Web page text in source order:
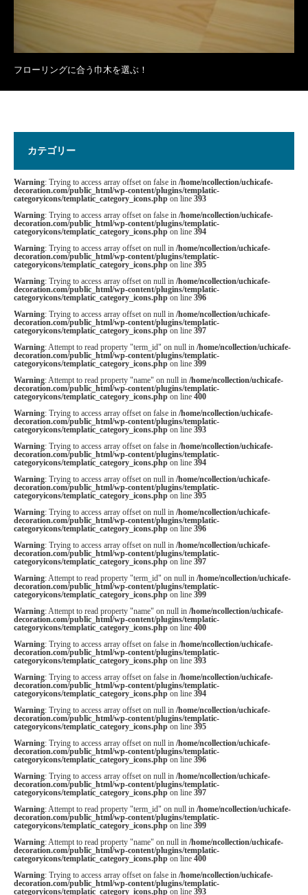
フローリングに合う巾木を選ぶ！
カテゴリー
Warning: Trying to access array offset on false in /home/ncollection/uchicafe-
decoration.com/public_html/wp-content/plugins/templatic-
categoryicons/templatic_category_icons.phpon line 393
Warning: Trying to access array offset on false in /home/ncollection/uchicafe-
decoration.com/public_html/wp-content/plugins/templatic-
categoryicons/templatic_category_icons.phpon line 394
Warning: Trying to access array offset on null in /home/ncollection/uchicafe-
decoration.com/public_html/wp-content/plugins/templatic-
categoryicons/templatic_category_icons.phpon line 395
Warning: Trying to access array offset on null in /home/ncollection/uchicafe-
decoration.com/public_html/wp-content/plugins/templatic-
categoryicons/templatic_category_icons.phpon line 396
Warning: Trying to access array offset on null in /home/ncollection/uchicafe-
decoration.com/public_html/wp-content/plugins/templatic-
categoryicons/templatic_category_icons.phpon line 397
Warning: Attempt to read property "term_id" on null in /home/ncollection/uchicafe-
decoration.com/public_html/wp-content/plugins/templatic-
categoryicons/templatic_category_icons.phpon line 399
Warning: Attempt to read property "name" on null in /home/ncollection/uchicafe-
decoration.com/public_html/wp-content/plugins/templatic-
categoryicons/templatic_category_icons.phpon line 400
Warning: Trying to access array offset on false in /home/ncollection/uchicafe-
decoration.com/public_html/wp-content/plugins/templatic-
categoryicons/templatic_category_icons.phpon line 393
Warning: Trying to access array offset on false in /home/ncollection/uchicafe-
decoration.com/public_html/wp-content/plugins/templatic-
categoryicons/templatic_category_icons.phpon line 394
Warning: Trying to access array offset on null in /home/ncollection/uchicafe-
decoration.com/public_html/wp-content/plugins/templatic-
categoryicons/templatic_category_icons.phpon line 395
Warning: Trying to access array offset on null in /home/ncollection/uchicafe-
decoration.com/public_html/wp-content/plugins/templatic-
categoryicons/templatic_category_icons.phpon line 396
Warning: Trying to access array offset on null in /home/ncollection/uchicafe-
decoration.com/public_html/wp-content/plugins/templatic-
categoryicons/templatic_category_icons.phpon line 397
Warning: Attempt to read property "term_id" on null in /home/ncollection/uchicafe-
decoration.com/public_html/wp-content/plugins/templatic-
categoryicons/templatic_category_icons.phpon line 399
Warning: Attempt to read property "name" on null in /home/ncollection/uchicafe-
decoration.com/public_html/wp-content/plugins/templatic-
categoryicons/templatic_category_icons.phpon line 400
Warning: Trying to access array offset on false in /home/ncollection/uchicafe-
decoration.com/public_html/wp-content/plugins/templatic-
categoryicons/templatic_category_icons.phpon line 393
Warning: Trying to access array offset on false in /home/ncollection/uchicafe-
decoration.com/public_html/wp-content/plugins/templatic-
categoryicons/templatic_category_icons.phpon line 394
Warning: Trying to access array offset on null in /home/ncollection/uchicafe-
decoration.com/public_html/wp-content/plugins/templatic-
categoryicons/templatic_category_icons.phpon line 395
Warning: Trying to access array offset on null in /home/ncollection/uchicafe-
decoration.com/public_html/wp-content/plugins/templatic-
categoryicons/templatic_category_icons.phpon line 396
Warning: Trying to access array offset on null in /home/ncollection/uchicafe-
decoration.com/public_html/wp-content/plugins/templatic-
categoryicons/templatic_category_icons.phpon line 397
Warning: Attempt to read property "term_id" on null in /home/ncollection/uchicafe-
decoration.com/public_html/wp-content/plugins/templatic-
categoryicons/templatic_category_icons.phpon line 399
Warning: Attempt to read property "name" on null in /home/ncollection/uchicafe-
decoration.com/public_html/wp-content/plugins/templatic-
categoryicons/templatic_category_icons.phpon line 400
Warning: Trying to access array offset on false in /home/ncollection/uchicafe-
decoration.com/public_html/wp-content/plugins/templatic-
categoryicons/templatic_category_icons.phpon line 393